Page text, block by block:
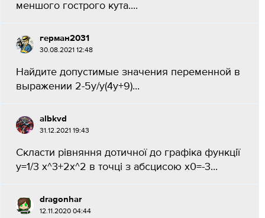
меншого гострого кута.​...
герман2031
30.08.2021 12:48
Найдите допустимые значения переменной в
выражении 2-5y/y(4y+9)​...
albkvd
31.12.2021 19:43
Скласти рівняння дотичної до графіка функції
y=1/3 x^3+2x^2 в точці з абсцисою x0=-3...
dragonhar
12.11.2020 04:44